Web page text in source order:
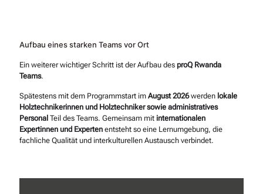
Aufbau eines starken Teams vor Ort
Ein weiterer wichtiger Schritt ist der Aufbau des proQ Rwanda
Teams.
Spätestens mit dem Programmstart im August 2026werden lokale
Holztechnikerinnen und Holztechniker sowie administratives
Personal Teil des Teams. Gemeinsam mit internationalen
Expertinnen und Experten entsteht so eine Lernumgebung, die
fachliche Qualität und interkulturellen Austausch verbindet.